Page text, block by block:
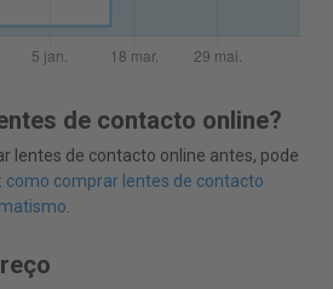
de contacto online?
lentes de contacto online antes, pode
como comprar lentes de contacto
.